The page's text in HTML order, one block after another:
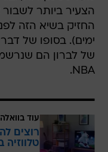
של לברון הם
NBA.
עוד בוואלה
רוצים
טלווזיה